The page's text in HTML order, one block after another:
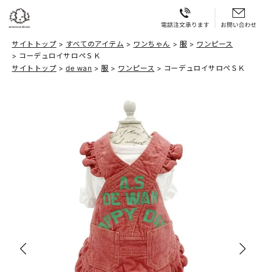
サイトトップ すべてのアイテム ワンちゃん 服
ワンピース
コーデュロイサロペＳＫ
サイトトップ
de wan 服 ワンピース コーデュロイサロペＳＫ